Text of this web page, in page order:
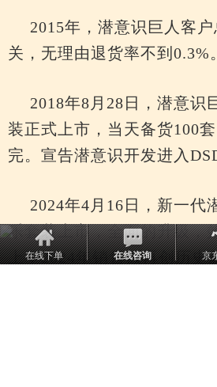
2015年，潜意识巨人客
关，无理由退货率不到0.3%。
2018年8月28日，潜意识
装正式上市，当天备货100
完。宣告潜意识开发进入
2024年4月16日，新一代
乐套装上市，全面的升级，
上，2024年销售额再创历史
在线下单 在线咨询 京